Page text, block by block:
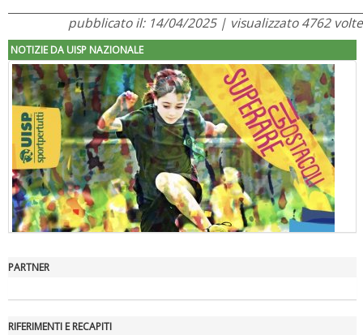
pubblicato il: 14/04/2025 | visualizzato 4762 volte
NOTIZIE DA UISP NAZIONALE
"Superare gli ostacoli": la relazione di Tiziano Pesce al CN Uisp
PARTNER
RIFERIMENTI E RECAPITI